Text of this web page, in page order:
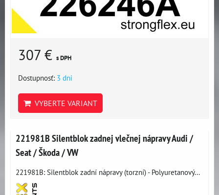
307 € s DPH
Dostupnosť: 3 dni
VYBERTE VARIANT
221981B Silentblok zadnej vlečnej nápravy Audi /
Seat / Škoda / VW
221981B: Silentblok zadní nápravy (torzní) - Polyuretanový...